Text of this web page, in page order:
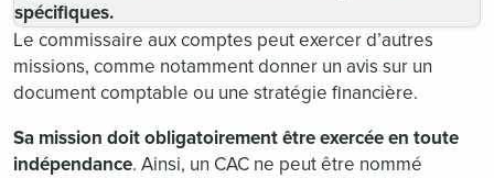
spécifiques.
Le commissaire aux comptes peut exercer d’autres
missions, comme notamment donner un avis sur un
document comptable ou une stratégie financière.
Sa mission doit obligatoirement être exercée en toute
indépendance. Ainsi, un CAC ne peut être nommé